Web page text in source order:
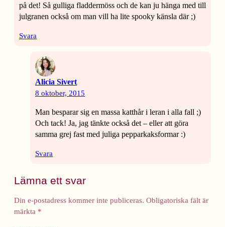
på det! Så gulliga fladdermöss och de kan ju hänga med till
julgranen också om man vill ha lite spooky känsla där ;)
Svara
Alicia Sivert
8 oktober, 2015
Man besparar sig en massa katthår i leran i alla fall ;)
Och tack! Ja, jag tänkte också det – eller att göra
samma grej fast med juliga pepparkaksformar :)
Svara
Lämna ett svar
Din e-postadress kommer inte publiceras. Obligatoriska fält är
märkta *